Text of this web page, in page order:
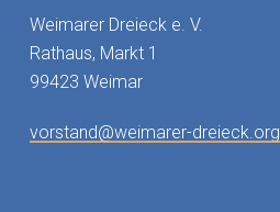
Weimarer Dreieck e. V.
Rathaus, Markt 1
99423 Weimar
vorstand@weimarer-dreieck.org